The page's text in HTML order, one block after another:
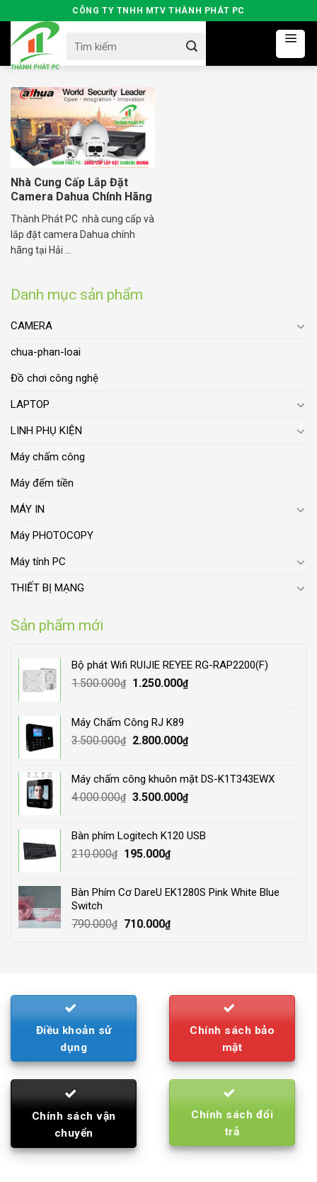
to
content
CÔNG TY TNHH MTV THÀNH PHÁT PC
for:
Danh mục sản phẩm
CAMERA
chua-phan-loai
Đồ chơi công nghệ
LAPTOP
LINH PHỤ KIỆN
Máy chấm công
Máy đếm tiền
MÁY IN
Máy PHOTOCOPY
Máy tính PC
THIẾT BỊ MẠNG
Sản phẩm mới
Bộ phát Wifi RUIJIE REYEE RG-RAP2200(F)
1.500.000₫
Original
1.500.000₫.
1.250.000₫Current
Máy Chấm Công RJ K89
3.500.000₫
Original
3.500.000₫.
2.800.000₫Current
2.800.000₫.
Máy chấm công khuôn mặt DS-K1T343EWX
4.000.000₫ Original
4.000.000₫.
3.500.000₫Current
3.500.000₫.
Bàn phím Logitech K120 USB
210.000₫
Original
210.000₫.
195.000₫Current
195.000₫.
Bàn Phím Cơ DareU EK1280S Pink White Blue
Switch
790.000₫
Original
710.000₫Current
Nhà Cung Cấp Lắp Đặt
Camera Dahua Chính Hãng
Thành Phát PC nhà cung cấp và
lắp đặt camera Dahua chính
hãng tại Hải ...
Điều khoản sử
dụng
Chính sách bảo
mật
Chính sách vận
chuyển
Chính sách đổi
trả